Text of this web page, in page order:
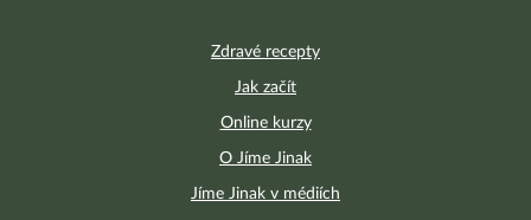
Zdravé recepty
Jak začít
Online kurzy
O Jíme Jinak
Jíme Jinak v médiích